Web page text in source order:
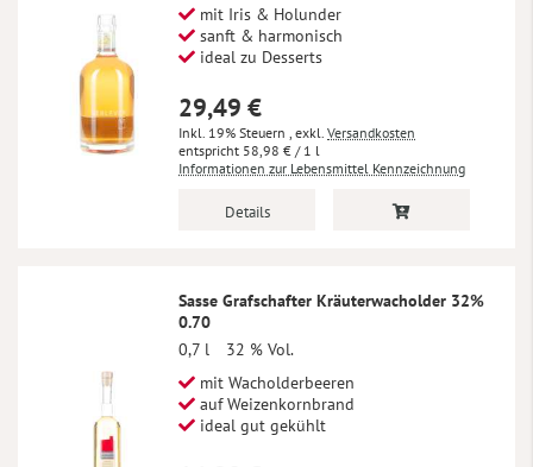
mit Iris & Holunder
sanft & harmonisch
ideal zu Desserts
29,49 €
Inkl. 19% Steuern , exkl. Versandkosten
58,98 € / 1 l
Informationen zur Lebensmittel Kennzeichnung
Details
Sasse Grafschafter Kräuterwacholder 32%
0.70
0,7 l
32 % Vol.
mit Wacholderbeeren
auf Weizenkornbrand
ideal gut gekühlt